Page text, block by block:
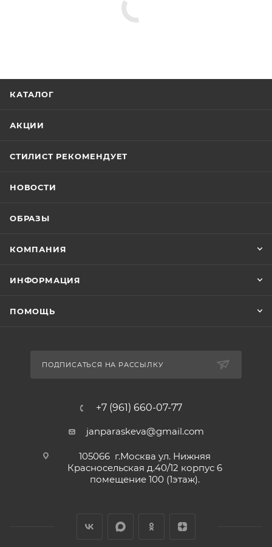
КАТАЛОГ
АКЦИИ
СТИЛИСТ РЕКОМЕНДУЕТ
НОВОСТИ
ОБРАЗЫ
КОМПАНИЯ
ИНФОРМАЦИЯ
ПОМОЩЬ
ПОДПИСАТЬСЯ НА РАССЫЛКУ
+7 (961) 660-07-77
janparaskeva@gmail.com
105066 г.Москва ул. Нижняя
Красносельская д.40/12 корпус 6
помещение 100 (1этаж).